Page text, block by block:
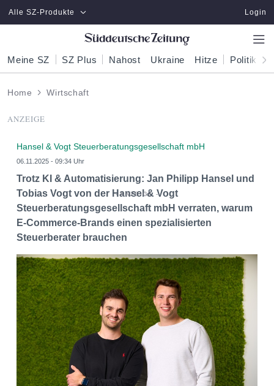
Zum Hauptinhalt springen
Alle SZ-Produkte Login
Meine SZ SZ Plus Nahost Ukraine Hitze Politik
Home Wirtschaft
ANZEIGE
Hansel & Vogt Steuerberatungsgesellschaft mbH
06.11.2025 - 09:34 Uhr
Trotz KI & Automatisierung: Jan Philipp Hansel und
Tobias Vogt von der Hansel & Vogt
Steuerberatungsgesellschaft mbH verraten, warum
E-Commerce-Brands einen spezialisierten
Steuerberater brauchen